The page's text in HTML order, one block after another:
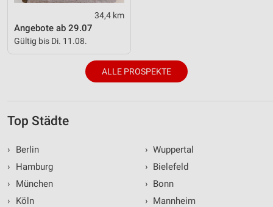
34,4 km
Angebote ab 29.07
Gültig bis Di. 11.08.
ALLE PROSPEKTE
Top Städte
›
Berlin
›
Hamburg
›
München
›
Köln
› Wuppertal
› Bielefeld
› Bonn
› Mannheim